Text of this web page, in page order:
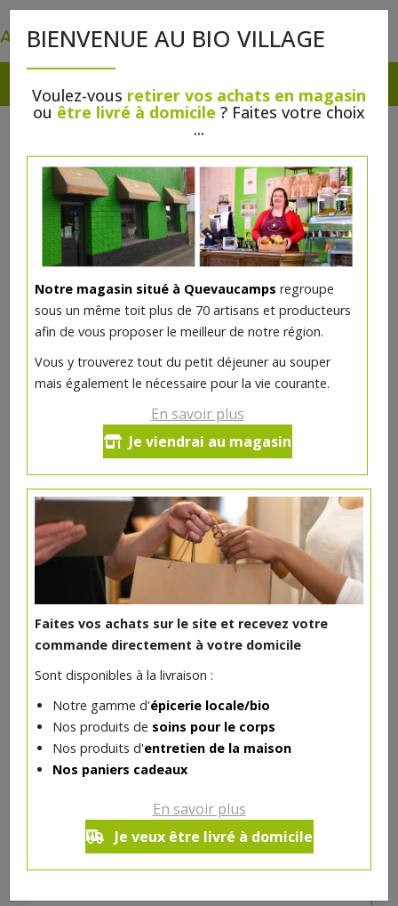
BIENVENUE AU BIO VILLAGE
Voulez-vous retirer vos achats en magasin
ou être livré à domicile ? Faites votre choix
...
Notre magasin situé à Quevaucamps regroupe
sous un même toit plus de 70 artisans et producteurs
afin de vous proposer le meilleur de notre région.
Vous y trouverez tout du petit déjeuner au souper
mais également le nécessaire pour la vie courante.
En savoir plus
Je viendrai au magasin
Faites vos achats sur le site et recevez votre
commande directement à votre domicile
Sont disponibles à la livraison :
Notre gamme d'épicerie locale/bio
Nos produits de soins pour le corps
Nos produits d'entretien de la maison
Nos paniers cadeaux
En savoir plus
Je veux être livré à domicile
Spierling de porc avec os en
tranche
- 1 pc
1.98
Réception le
vendredi 14/08 (09:00)
1 pc = ± 0.2 kg = ± 1.98 €
DANS LA MÊME CATÉGORIE ...